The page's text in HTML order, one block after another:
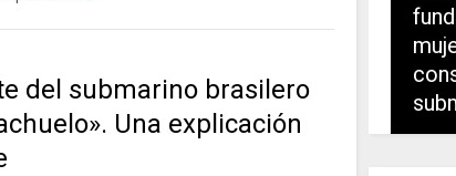
del submarino brasilero
Una explicación